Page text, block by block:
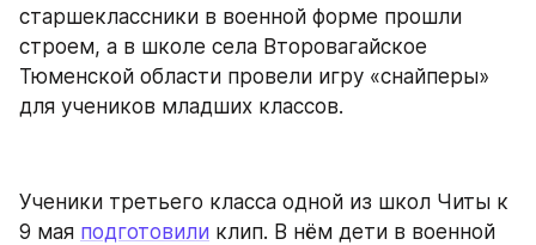
старшеклассники в военной форме прошли
строем, а в школе села Второвагайское
Тюменской области провели игру «снайперы»
для учеников младших классов.
Ученики третьего класса одной из школ Читы к
9 мая подготовили клип. В нём дети в военной